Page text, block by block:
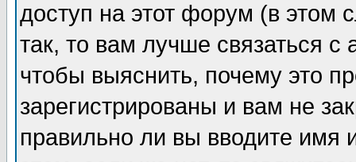
доступ на этот форум (в этом
так, то вам лучше связаться
чтобы выяснить, почему это
зарегистрированы и вам не
правильно ли вы вводите